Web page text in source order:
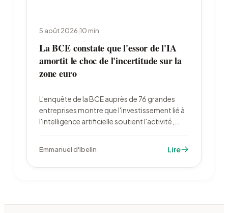
5 août 2026|10 min
La BCE constate que l'essor de l'IA
amortit le choc de l'incertitude sur la
zone euro
L'enquête de la BCE auprès de 76 grandes
entreprises montre que l'investissement lié à
l'intelligence artificielle soutient l'activité,
restent en retrait : 23 % d'utilisatrices contre
39 % en zone euro.
Emmanuel d'Ibelin Lire